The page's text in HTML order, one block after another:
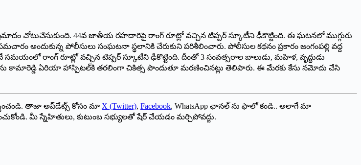
చోటుచేసుకుంది. 44వ జాతీయ రహదారిపై రాంగ్‌ ‌రూట్లో వచ్చిన టిప్పర్‌ స్కూటీని ఢీకొట్టింది. ఈ ఘటనలో ముగ్గురు
అందుకున్న పోలీసులు సంఘటనా స్థలానికి చేరుకుని పరిశీలించారు. పోలీసుల కథనం ప్రకారం జంగంపల్లి వద్ద
సమయంలో రాంగ్‌ ‌రూట్లో వచ్చిన టిప్పర్‌ ‌స్కూటీని ఢీకొట్టింది. దీంతో 3 సంవత్సరాల బాలుడు, మహిళ, వృద్ధుడు
కామారెడ్డి ఏరియా హాస్పిటల్‌కి తరలింగా చికిత్స పొందుతూ మ‌ర‌ణించిన‌ట్లు తెలిపారు. ఈ మేరకు కేసు నమోదు చేసి
తాజా అప్‌డేట్స్ కోసం మా X (Twitter), Facebook, WhatsApp ఛానల్ ను ఫాలో కండి.. అలాగే మా
మీ స్నేహితులు, కుటుంబ సభ్యులతో షేర్ చేయడం మర్చిపోవద్దు.